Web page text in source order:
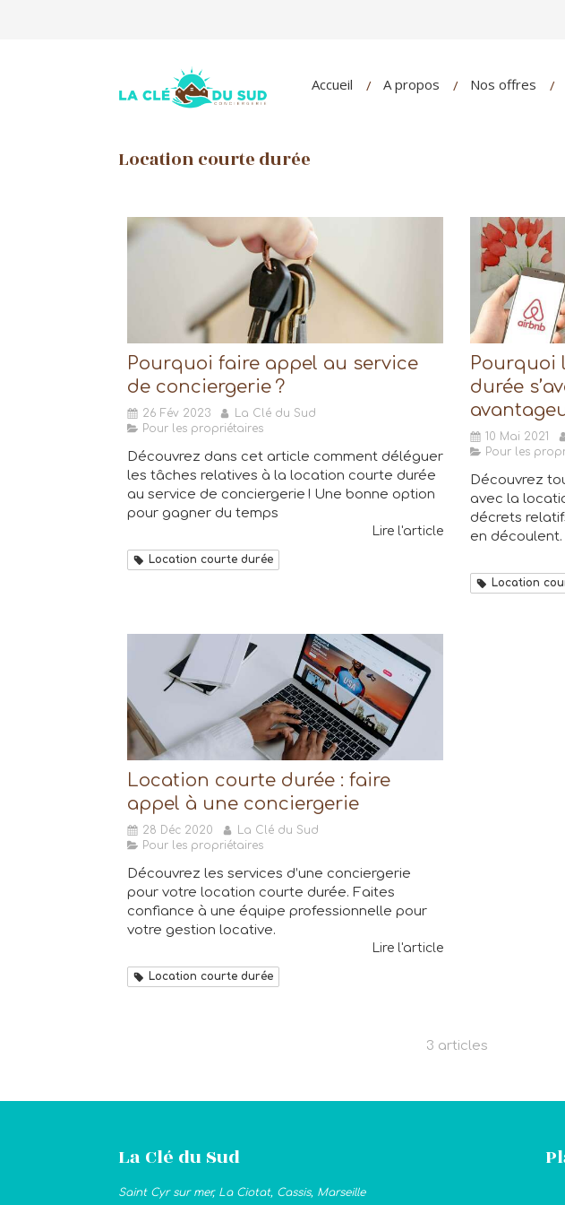
Accueil A propos Nos offres
Location courte durée
Pourquoi faire appel au service
de conciergerie ?
26 Fév 2023
La Clé du Sud
Pour les propriétaires
Découvrez dans cet article comment déléguer
les tâches relatives à la location courte durée
au service de conciergerie ! Une bonne option
pour gagner du temps
Lire l'article
Location courte durée
Pourquoi
durée
10 Mai 2021
Pour les
Découvrez
avec la
décrets
en découlent.
Location
Location courte durée : faire
appel à une conciergerie
28 Déc 2020
La Clé du Sud
Pour les propriétaires
Découvrez les services d’une conciergerie
pour votre location courte durée. Faites
confiance à une équipe professionnelle pour
votre gestion locative.
Lire l'article
Location courte durée
3 articles
La Clé du Sud
Saint Cyr sur mer, La Ciotat, Cassis, Marseille